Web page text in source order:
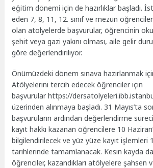
eğitim dönemi için de hazırlıklar başladı.
eden 7, 8, 11, 12. sınıf ve mezun
olan atölyelerde başvurular, öğrencinin
şehit veya gazi yakını olması, aile gelir
göre değerlendiriliyor.
Önümüzdeki dönem sınava hazırlanmak
Atölyelerini tercih edecek öğrenciler için
başvurular https://
üzerinden alınmaya başladı. 31 Mayıs’ta
başvuruların ardından değerlendirme
kayıt hakkı kazanan öğrencilere 10
bilgilendirilecek ve yüz yüze kayıt işlemleri
tarihlerinde tamamlanacak. Kesin kayda
öğrenciler, kazandıkları atölyelere şahsen